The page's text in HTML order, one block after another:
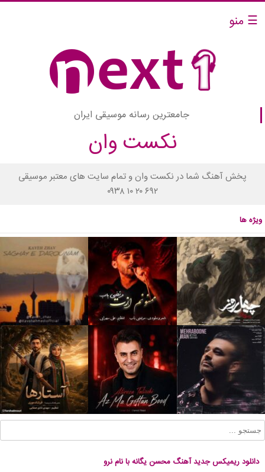
☰ منو
جامعترین رسانه موسیقی ایران
نکست وان
پخش آهنگ شما در نکست وان و تمام سایت های معتبر موسیقی
۰۹۳۸ ۱۰ ۲۰ ۶۹۲
ویژه ها
دانلود ریمیکس جدید آهنگ محسن یگانه با نام نرو